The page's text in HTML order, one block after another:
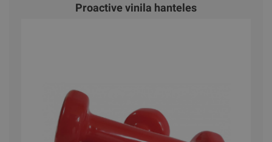
Proactive vinila hanteles